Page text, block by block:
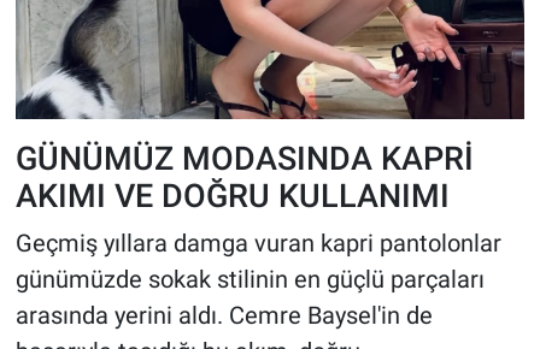
GÜNÜMÜZ MODASINDA KAPRİ
AKIMI VE DOĞRU KULLANIMI
Geçmiş yıllara damga vuran kapri pantolonlar
günümüzde sokak stilinin en güçlü parçaları
arasında yerini aldı. Cemre Baysel'in de